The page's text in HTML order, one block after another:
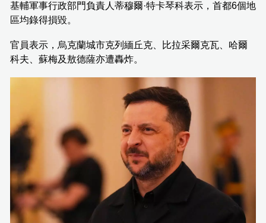
基輔軍事行政部門負責人蒂穆爾·特卡琴科表示，首都6個地
區均錄得損毀。
官員表示，烏克蘭城市克列緬丘克、比拉采爾克瓦、哈爾
科夫、蘇梅及敖德薩亦遭轟炸。